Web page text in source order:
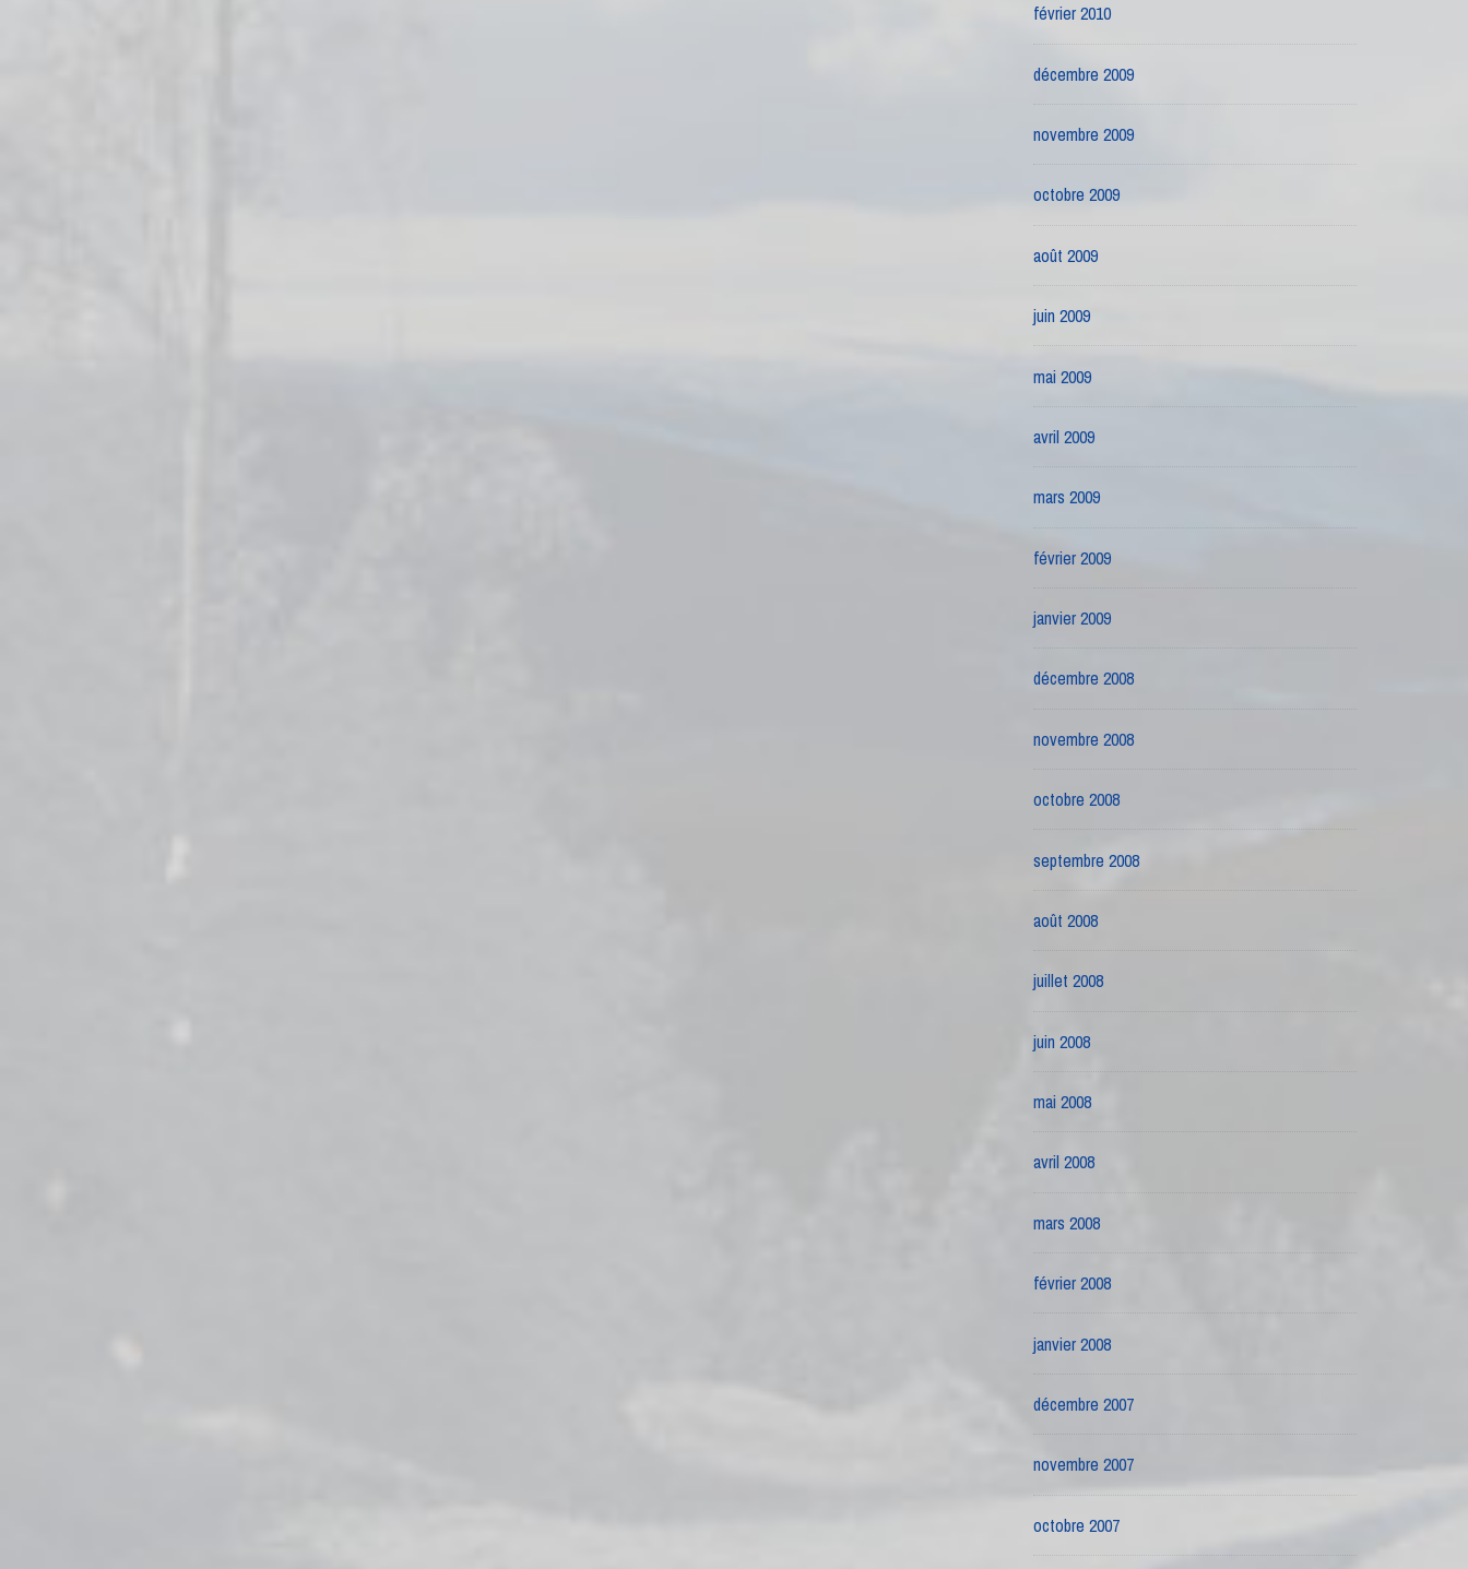
février 2010
décembre 2009
novembre 2009
octobre 2009
août 2009
juin 2009
mai 2009
avril 2009
mars 2009
février 2009
janvier 2009
décembre 2008
novembre 2008
octobre 2008
septembre 2008
août 2008
juillet 2008
juin 2008
mai 2008
avril 2008
mars 2008
février 2008
janvier 2008
décembre 2007
novembre 2007
octobre 2007